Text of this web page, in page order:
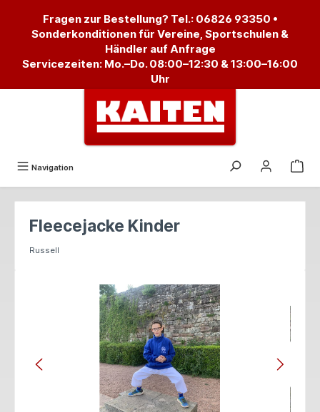
Fragen zur Bestellung? Tel.: 06826 93350 •
Sonderkonditionen für Vereine, Sportschulen &
Händler auf Anfrage
Servicezeiten: Mo.–Do. 08:00–12:30 & 13:00–16:00
Uhr
Navigation
Fleecejacke Kinder
Russell
Bildergalerie überspringen